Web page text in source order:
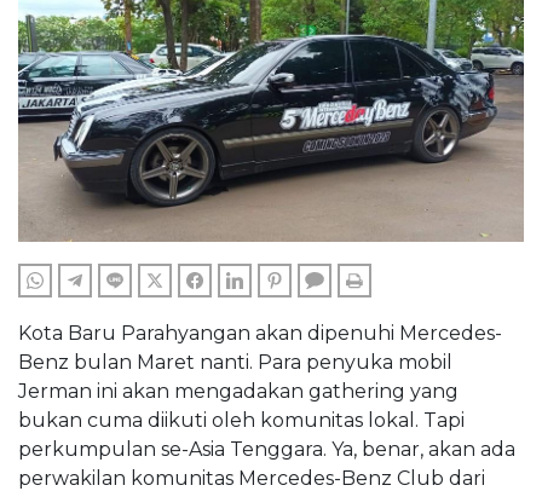
WHATSAPPTELEGRAM
LINE TWITTERFACEBOOKLINKEDINPINTERESTCOMMENTS
Kota Baru Parahyangan akan dipenuhi Mercedes-
Benz bulan Maret nanti. Para penyuka mobil
Jerman ini akan mengadakan gathering yang
bukan cuma diikuti oleh komunitas lokal. Tapi
perkumpulan se-Asia Tenggara. Ya, benar, akan ada
perwakilan komunitas Mercedes-Benz Club dari